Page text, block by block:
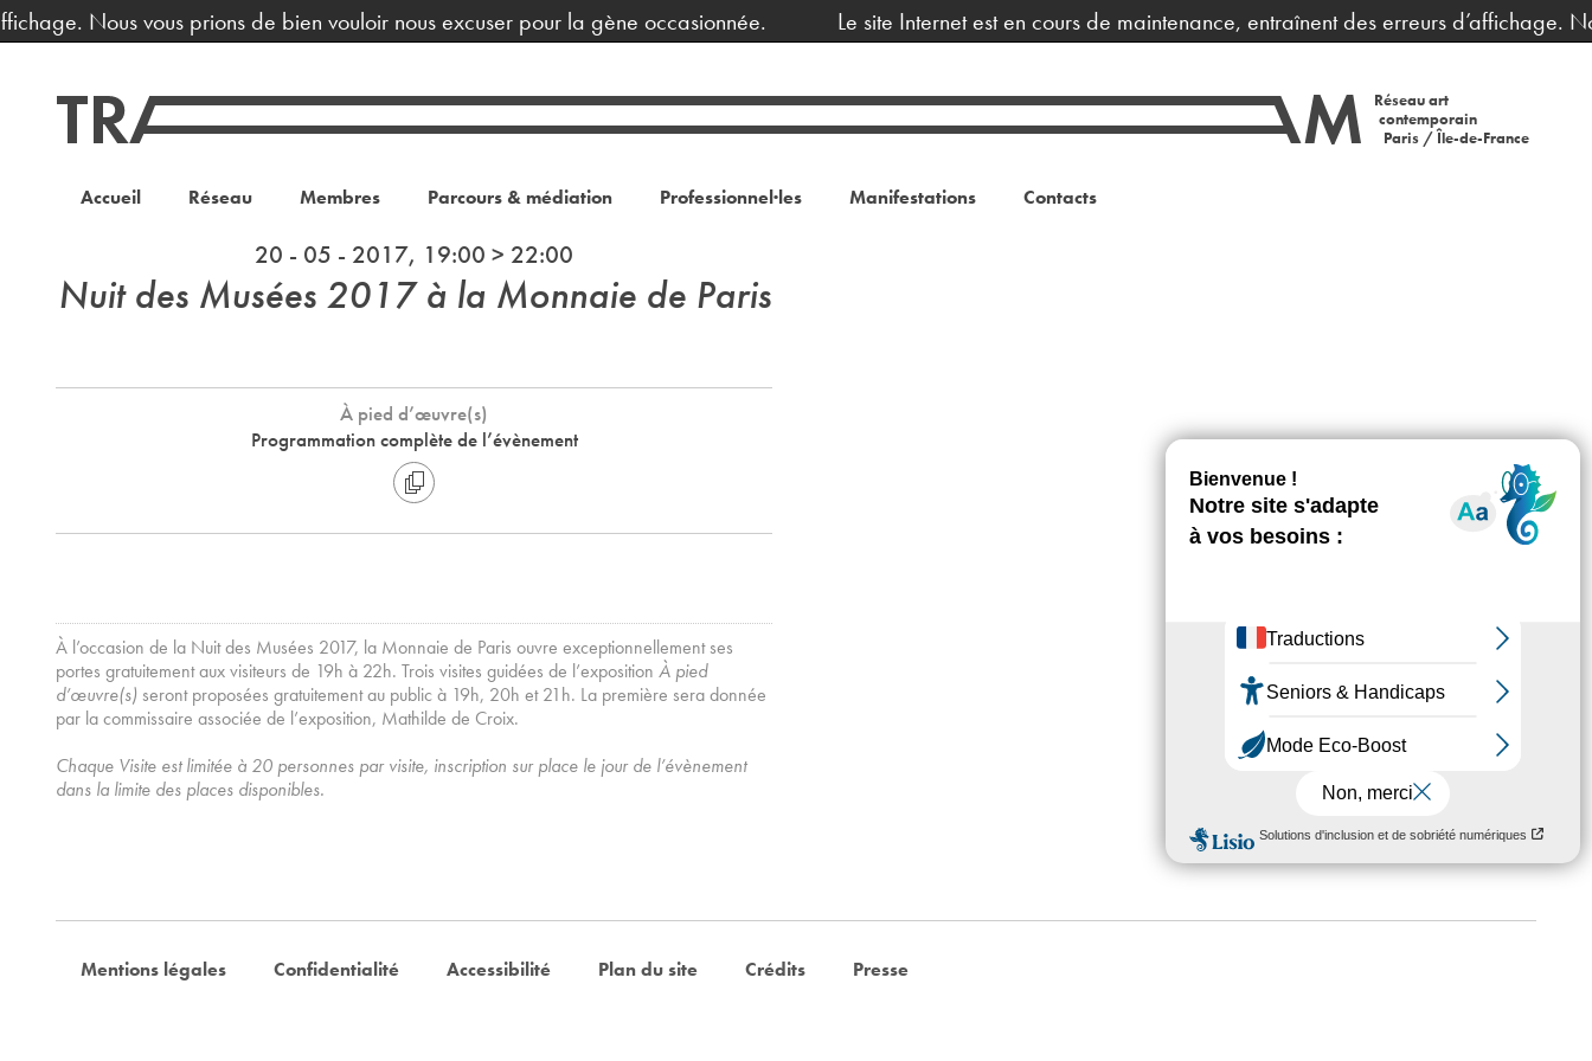
Nous vous prions de bien vouloir nous excuser pour la gène occasionnée. Le site Internet est en cours de maintenance, entraînent des erreurs d’affichage.
Réseau art
contemporain
Paris / Île-de-France
Accueil Réseau Membres Parcours & médiation Professionnel·les Manifestations Contacts
20 - 05 - 2017, 19:00 > 22:00
Nuit des Musées 2017 à la Monnaie de Paris
À pied d’œuvre(s)
Programmation complète de l’évènement
À l’occasion de la Nuit des Musées 2017, la Monnaie de Paris ouvre exceptionnellement ses
portes gratuitement aux visiteurs de 19h à 22h. Trois visites guidées de l’exposition À pied
d’œuvre(s) seront proposées gratuitement au public à 19h, 20h et 21h. La première sera donnée
par la commissaire associée de l’exposition, Mathilde de Croix.
Chaque Visite est limitée à 20 personnes par visite, inscription sur place le jour de l’évènement
dans la limite des places disponibles.
Mentions légales Confidentialité Accessibilité Plan du site Crédits Presse